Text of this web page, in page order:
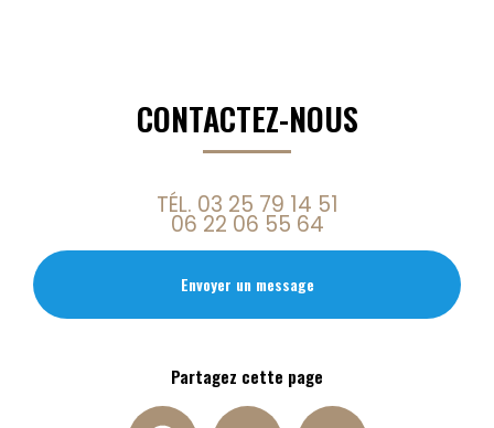
CONTACTEZ-NOUS
TÉL. 03 25 79 14 51
06 22 06 55 64
Envoyer un message
Partagez cette page
Facebook